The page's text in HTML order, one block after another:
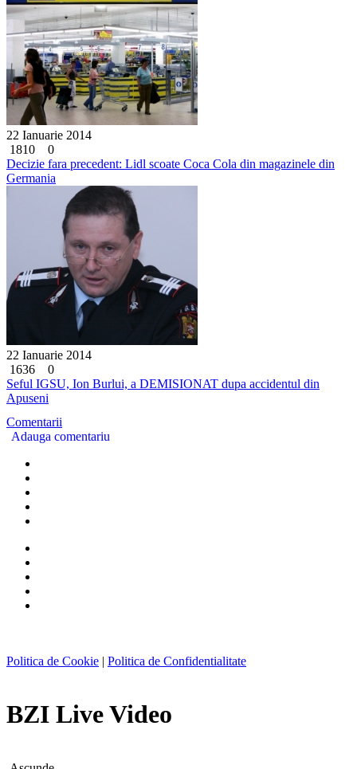
22 Ianuarie 2014
1810
0
Decizie fara precedent: Lidl scoate Coca Cola din magazinele din
Germania
22 Ianuarie 2014
1636
0
Seful IGSU, Ion Burlui, a DEMISIONAT dupa accidentul din
Apuseni
Comentarii
Adauga comentariu
Politica de Cookie | Politica de Confidentialitate
BZI Live Video